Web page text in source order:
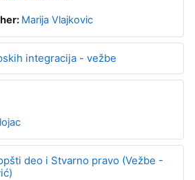
Marija Vlajkovic
integracija - vežbe
deo i Stvarno pravo (Vežbe -